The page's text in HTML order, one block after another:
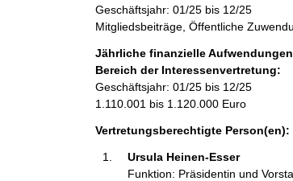
n
h
a
l
Geschäftsjahr: 01/25 bis 12/25
Mitgliedsbeiträge, Öffentliche
Jährliche finanzielle
Bereich der Interessenvertretung:
Geschäftsjahr: 01/25 bis 12/25
1.110.001 bis 1.120.000 Euro
Vertretungsberechtigte Person(en):
Ursula Heinen-Esser
Funktion: Präsidentin und